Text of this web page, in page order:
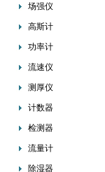
场强仪
高斯计
功率计
流速仪
测厚仪
计数器
检测器
流量计
除湿器